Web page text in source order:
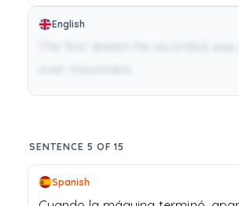
English
SENTENCE 5 OF 15
Spanish